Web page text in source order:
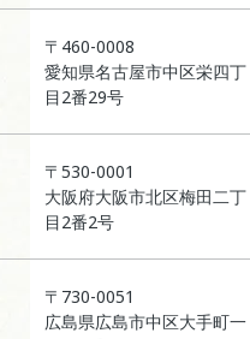
〒460-0008
愛知県名古屋市中区栄四丁
目2番29号
〒530-0001
大阪府大阪市北区梅田二丁
目2番2号
〒730-0051
広島県広島市中区大手町一